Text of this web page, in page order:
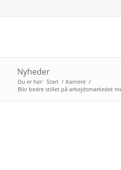
Nyheder
Du er her: Start / Karriere /
Bliv bedre stillet på arbejdsmarkedet